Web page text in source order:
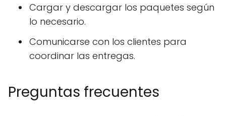
Cargar y descargar los paquetes según
lo necesario.
Comunicarse con los clientes para
coordinar las entregas.
Preguntas frecuentes